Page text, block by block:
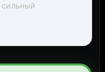
сильный